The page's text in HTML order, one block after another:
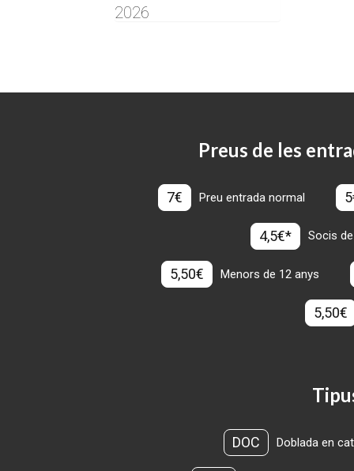
2026
Preus de les
7€ Preu entrada normal
4,5€* Socis
5,50€ Menors de 12 anys
5,50€
DOC Doblada en